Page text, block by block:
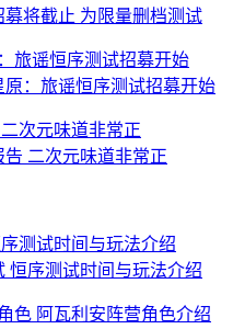
将截止 为限量删档测试
：旅谣恒序测试招募开始
二次元味道非常正
恒序测试时间与玩法介绍